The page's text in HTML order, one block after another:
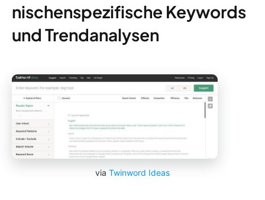
nischenspezifische Keywords
und Trendanalysen
via Twinword Ideas